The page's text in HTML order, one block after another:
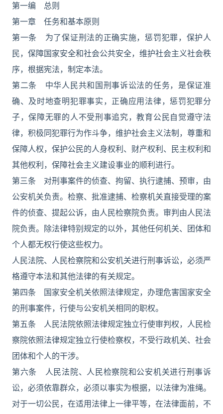
第一编 总则
第一章 任务和基本原则
第一条 为了保证刑法的正确实施，惩罚犯罪，保护人
民，保障国家安全和社会公共安全，维护社会主义社会秩
序，根据宪法，制定本法。
第二条 中华人民共和国刑事诉讼法的任务，是保证准
确、及时地查明犯罪事实，正确应用法律，惩罚犯罪分
子，保障无罪的人不受刑事追究，教育公民自觉遵守法
律，积极同犯罪行为作斗争，维护社会主义法制，尊重和
保障人权，保护公民的人身权利、财产权利、民主权利和
其他权利，保障社会主义建设事业的顺利进行。
第三条 对刑事案件的侦查、拘留、执行逮捕、预审，由
公安机关负责。检察、批准逮捕、检察机关直接受理的案
件的侦查、提起公诉，由人民检察院负责。审判由人民法
院负责。除法律特别规定的以外，其他任何机关、团体和
个人都无权行使这些权力。
人民法院、人民检察院和公安机关进行刑事诉讼，必须严
格遵守本法和其他法律的有关规定。
第四条 国家安全机关依照法律规定，办理危害国家安全
的刑事案件，行使与公安机关相同的职权。
第五条 人民法院依照法律规定独立行使审判权，人民检
察院依照法律规定独立行使检察权，不受行政机关、社会
团体和个人的干涉。
第六条 人民法院、人民检察院和公安机关进行刑事诉
讼，必须依靠群众，必须以事实为根据，以法律为准绳。
对于一切公民，在适用法律上一律平等，在法律面前，不